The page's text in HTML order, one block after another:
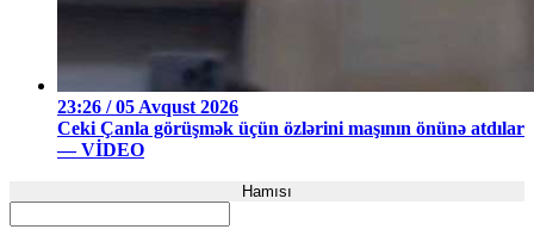
23:26 / 05 Avqust 2026
Ceki Çanla görüşmək üçün özlərini maşının önünə atdılar
— VİDEO
Hamısı